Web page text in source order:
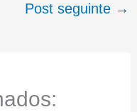
Post seguinte →